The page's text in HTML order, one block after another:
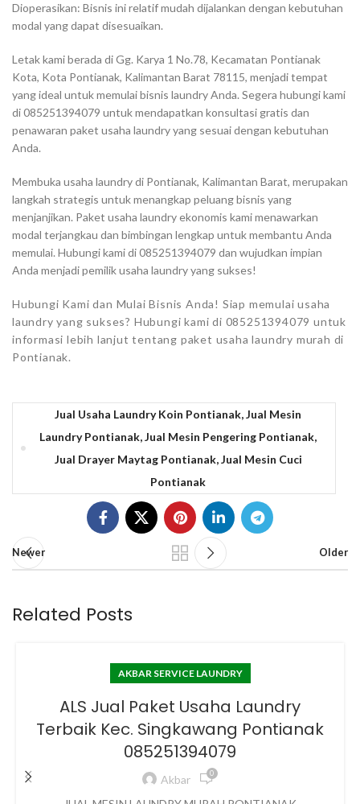
Dioperasikan: Bisnis ini relatif mudah dijalankan dengan kebutuhan
modal yang dapat disesuaikan.
Letak kami berada di Gg. Karya 1 No.78, Kecamatan Pontianak
Kota, Kota Pontianak, Kalimantan Barat 78115, menjadi tempat
yang ideal untuk memulai bisnis laundry Anda. Segera hubungi kami
di 085251394079 untuk mendapatkan konsultasi gratis dan
penawaran paket usaha laundry yang sesuai dengan kebutuhan
Anda.
Membuka usaha laundry di Pontianak, Kalimantan Barat, merupakan
langkah strategis untuk menangkap peluang bisnis yang
menjanjikan. Paket usaha laundry ekonomis kami menawarkan
modal terjangkau dan bimbingan lengkap untuk membantu Anda
memulai. Hubungi kami di 085251394079 dan wujudkan impian
Anda menjadi pemilik usaha laundry yang sukses!
Hubungi Kami dan Mulai Bisnis Anda! Siap memulai usaha
laundry yang sukses? Hubungi kami di 085251394079 untuk
informasi lebih lanjut tentang paket usaha laundry murah di
Pontianak.
Jual Usaha Laundry Koin Pontianak, Jual Mesin
Laundry Pontianak, Jual Mesin Pengering Pontianak,
Jual Drayer Maytag Pontianak, Jual Mesin Cuci
Pontianak
Newer Older
Related Posts
AKBAR SERVICE LAUNDRY
ALS Jual Paket Usaha Laundry
Terbaik Kec. Singkawang Pontianak
085251394079
Akbar 0